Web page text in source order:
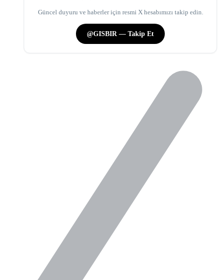
Güncel duyuru ve haberler için resmi X hesabımızı takip edin.
@GISBIR — Takip Et